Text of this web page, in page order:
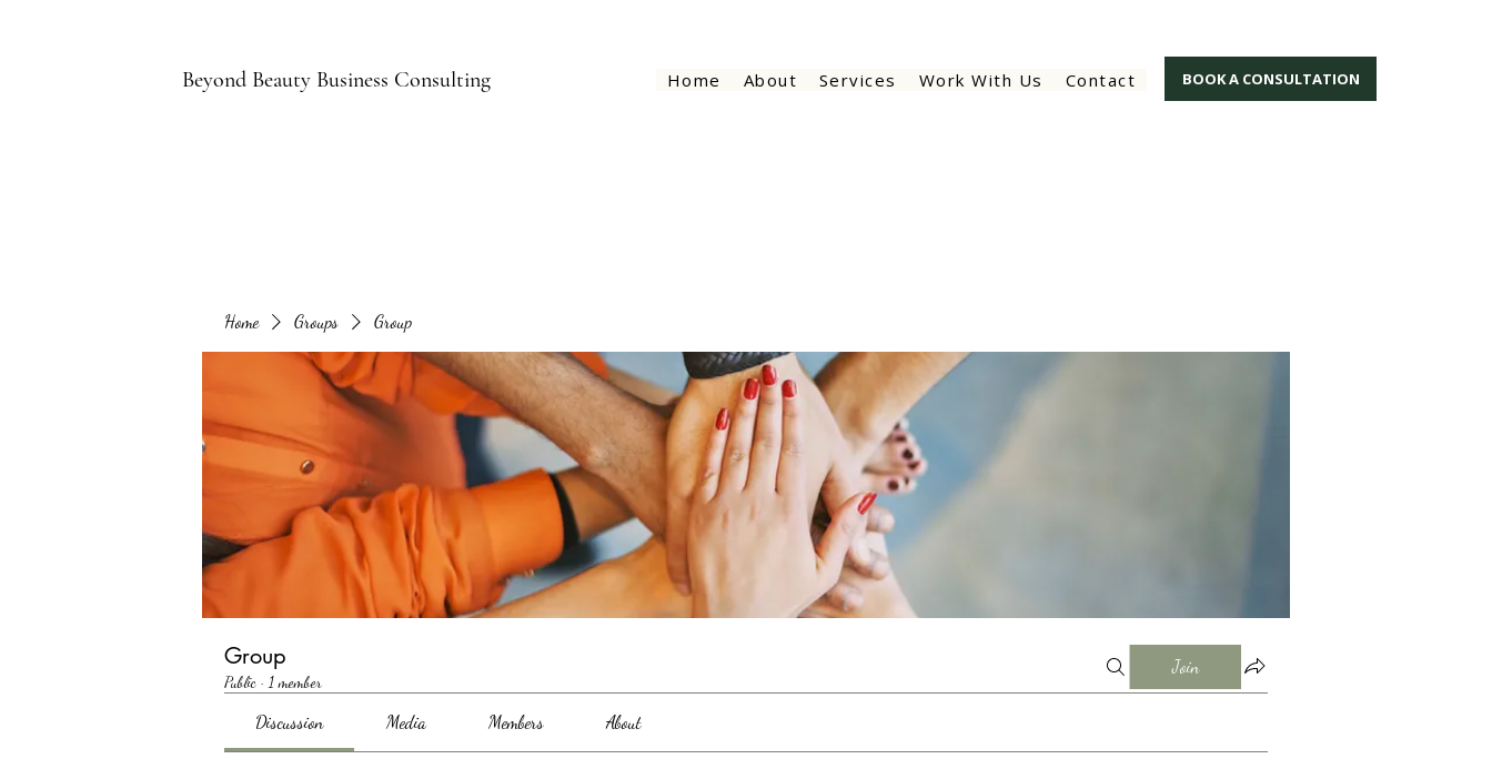
Beyond Beauty Business Consulting Home About Services Work With Us Contact BOOK A CONSULTATION
Home Groups Group
Group
Public · 1 member
Join
Discussion Media Members About